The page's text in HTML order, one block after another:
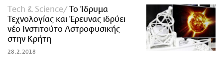
Τech & Science
Το Ίδρυμα
Τεχνολογίας και Έρευνας ιδρύει
νέο Ινστιτούτο Αστροφυσικής
στην Κρήτη
28.2.2018